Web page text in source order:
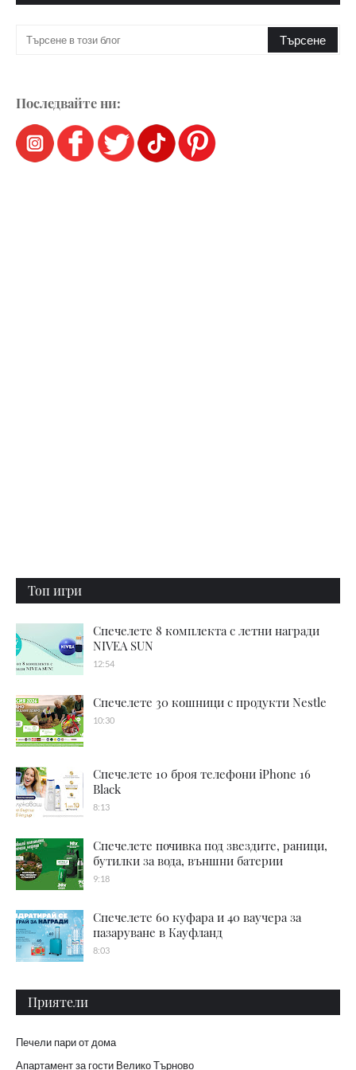
Последвайте ни:
Топ игри
Спечелете 8 комплекта с летни награди
NIVEA SUN
12:54
Спечелете 30 кошници с продукти Nestle
10:30
Спечелете 10 броя телефони iPhone 16
Black
8:13
Спечелете почивка под звездите, раници,
бутилки за вода, външни батерии
9:18
Спечелете 60 куфара и 40 ваучера за
пазаруване в Кауфланд
8:03
Приятели
Печели пари от дома
Апартамент за гости Велико Търново